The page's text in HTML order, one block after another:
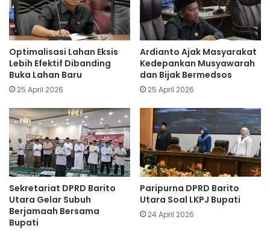
Optimalisasi Lahan Eksis
Lebih Efektif Dibanding
Buka Lahan Baru
25 April 2026
Ardianto Ajak Masyarakat
Kedepankan Musyawarah
dan Bijak Bermedsos
25 April 2026
Sekretariat DPRD Barito
Utara Gelar Subuh
Berjamaah Bersama
Bupati
Paripurna DPRD Barito
Utara Soal LKPJ Bupati
24 April 2026